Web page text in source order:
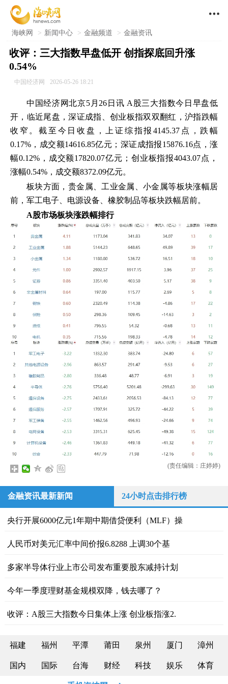

海峡网 > 新闻中心 > 金融频道 > 金融资讯
收评：三大指数早盘低开 创指探底回升涨
0.54%
中国经济网 2026-05-26 18:21
中国经济网北京5月26日讯 A股三大指数今日早盘低
开，临近尾盘，深证成指、创业板指双双翻红，沪指跌幅
收窄。截至今日收盘，上证综指报4145.37点，跌幅
0.17%，成交额14616.85亿元；深证成指报15876.16点，涨
幅0.12%，成交额17820.07亿元；创业板指报4043.07点，
涨幅0.54%，成交额8372.09亿元。
板块方面，贵金属、工业金属、小金属等板块涨幅居
前，军工电子、电源设备、橡胶制品等板块跌幅居前。
A股市场板块涨跌幅排行
(责任编辑：庄婷婷)
金融资讯最新新闻 24小时点击排行榜
央行开展6000亿元1年期中期借贷便利（MLF）操
人民币对美元汇率中间价报6.8288 上调30个基
多家半导体行业上市公司发布重要股东减持计划
今年一季度理财基金规模双降，钱去哪了？
收评：A股三大指数今日集体上涨 创业板指涨2.
福建 福州 平潭 莆田 泉州 厦门 漳州
国内 国际 台海 财经 科技 娱乐 体育